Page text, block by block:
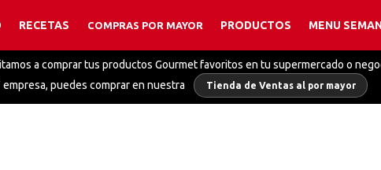
RECETAS COMPRAS POR MAYOR PRODUCTOS MENU
a comprar tus productos Gourmet favoritos en tu supermercado o
empresa, puedes comprar en nuestra
Tienda de Ventas al por mayor
1.
caldo
2.
caldo pollo